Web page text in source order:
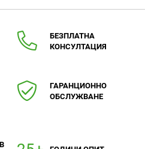
БЕЗПЛАТНА
КОНСУЛТАЦИЯ
ГАРАНЦИОННО
ОБСЛУЖВАНЕ